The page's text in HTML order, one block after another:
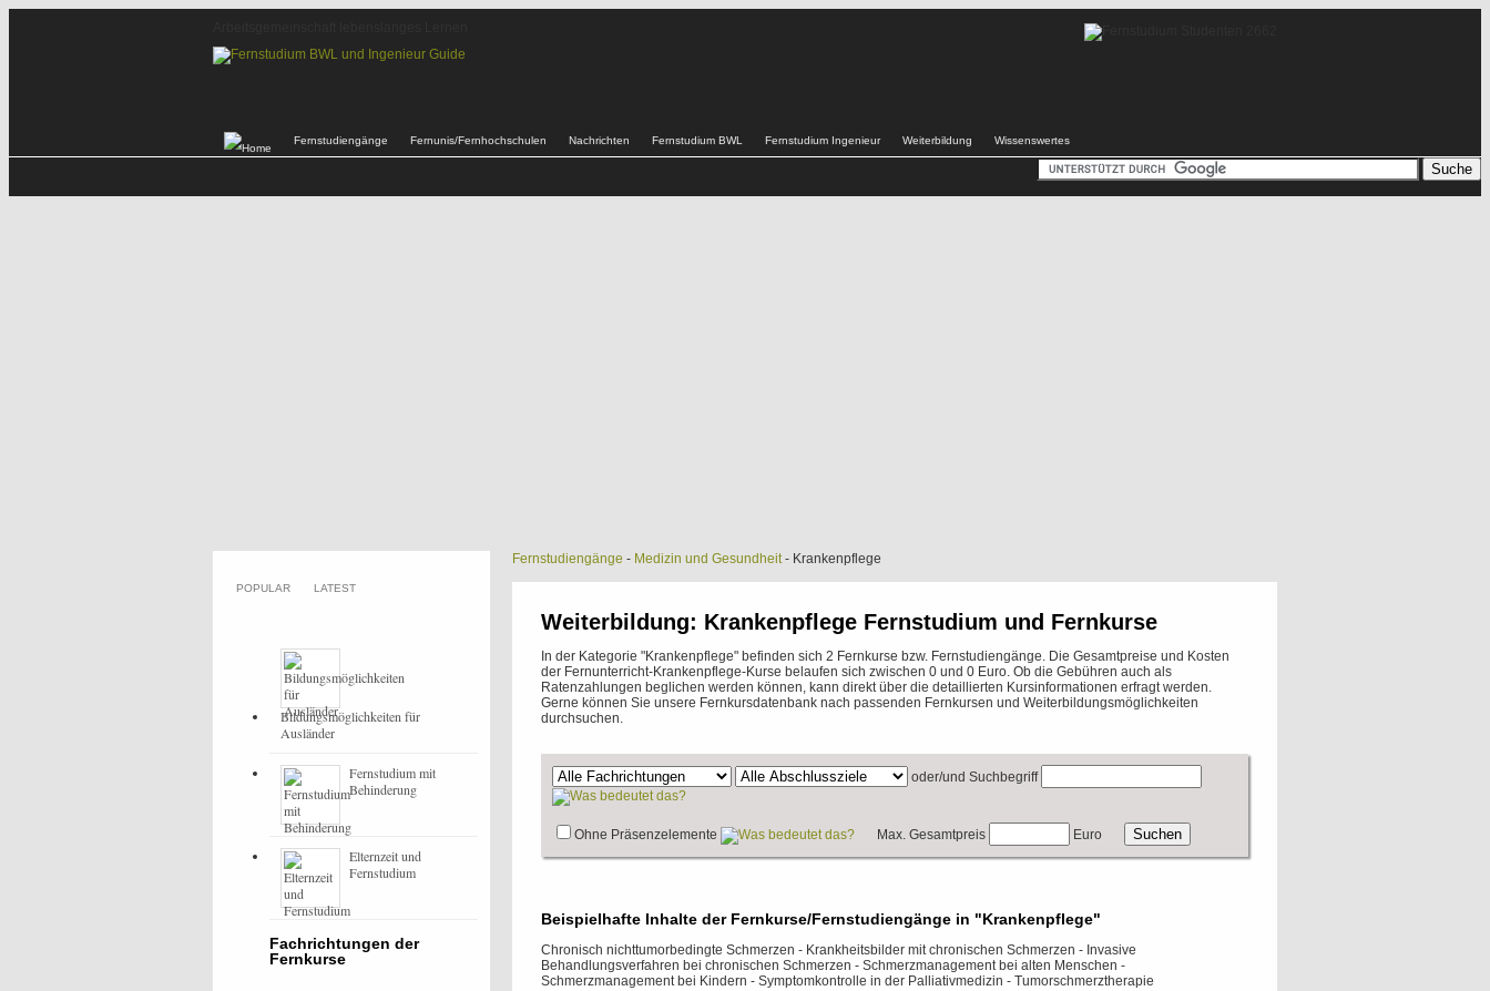
Fernstudiengänge Fernunis/Fernhochschulen Nachrichten Fernstudium BWL Fernstudium Ingenieur Weiterbildung Wissenswertes
Fernstudiengänge - Medizin und Gesundheit- Krankenpflege
Weiterbildung: Krankenpflege Fernstudium und Fernkurse
In der Kategorie "Krankenpflege" befinden sich 2 Fernkurse bzw. Fernstudiengänge. Die Gesamtpreise und Kosten
der Fernunterricht-Krankenpflege-Kurse belaufen sich zwischen 0 und 0 Euro. Ob die Gebühren auch als
Ratenzahlungen beglichen werden können, kann direkt über die detaillierten Kursinformationen erfragt werden.
Gerne können Sie unsere Fernkursdatenbank nach passenden Fernkursen und Weiterbildungsmöglichkeiten
durchsuchen.
oder/und Suchbegriff
Ohne Präsenzelemente Max. Gesamtpreis Euro
Beispielhafte Inhalte der Fernkurse/Fernstudiengänge in "Krankenpflege"
Chronisch nichttumorbedingte Schmerzen - Krankheitsbilder mit chronischen Schmerzen - Invasive
Behandlungsverfahren bei chronischen Schmerzen - Schmerzmanagement bei alten Menschen -
Schmerzmanagement bei Kindern - Symptomkontrolle in der Palliativmedizin - Tumorschmerztherapie
POPULAR LATEST
Bildungsmöglichkeiten für
Ausländer
Fernstudium mit
Behinderung
Elternzeit und
Fernstudium
Fachrichtungen der
Fernkurse